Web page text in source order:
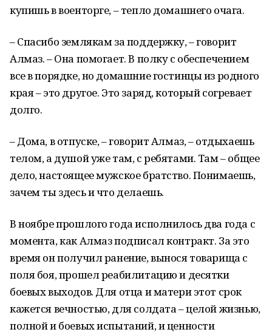
купишь в военторге, – тепло домашнего очага.
– Спасибо землякам за поддержку, – говорит
Алмаз. – Она помогает. В полку с обеспечением
все в порядке, но домашние гостинцы из родного
края – это другое. Это заряд, который согревает
долго.
– Дома, в отпуске, – говорит Алмаз, – отдыхаешь
телом, а душой уже там, с ребятами. Там – общее
дело, настоящее мужское братство. Понимаешь,
зачем ты здесь и что делаешь.
В ноябре прошлого года исполнилось два года с
момента, как Алмаз подписал контракт. За это
время он получил ранение, вынося товарища с
поля боя, прошел реабилитацию и десятки
боевых выходов. Для отца и матери этот срок
кажется вечностью, для солдата – целой жизнью,
полной и боевых испытаний, и ценности